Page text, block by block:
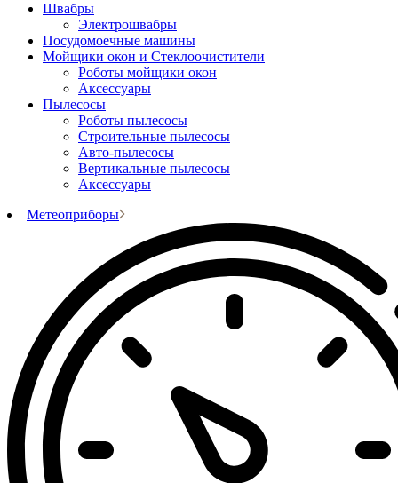
Швабры
Электрошвабры
Посудомоечные машины
Мойщики окон и Стеклоочистители
Роботы мойщики окон
Аксессуары
Пылесосы
Роботы пылесосы
Строительные пылесосы
Авто-пылесосы
Вертикальные пылесосы
Аксессуары
Метеоприборы